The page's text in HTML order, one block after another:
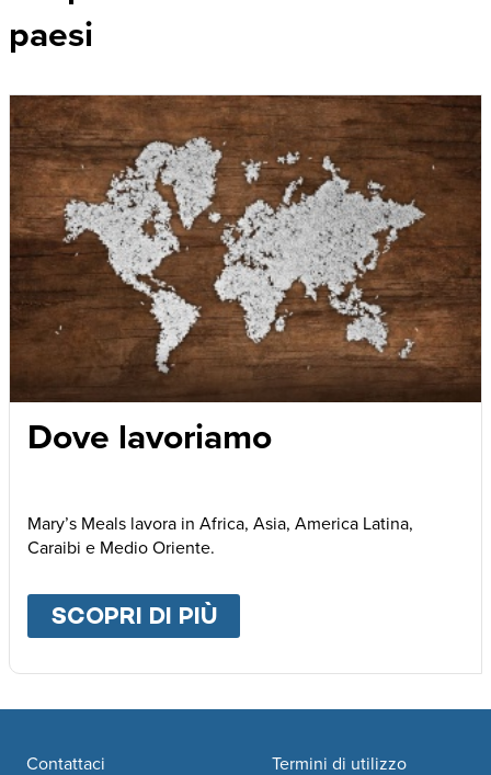
paesi
Dove lavoriamo
Mary’s Meals lavora in Africa, Asia, America Latina,
Caraibi e Medio Oriente.
SCOPRI DI PIÙABOUT
Contattaci Termini di utilizzo